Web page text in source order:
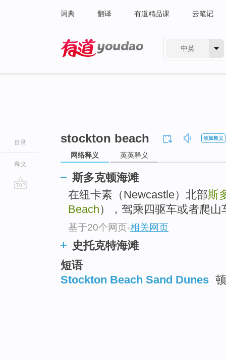
词典 翻译 有道精品课 云笔记
中英
目录
释义
stockton beach 添加释义
网络释义 英英释义
斯多克顿海滩
在纽卡素（Newcastle）北部斯
Beach），驾乘四驱车或者爬
基于20个网页-相关网页
史托克特海滩
短语
Stockton Beach Sand Dunes